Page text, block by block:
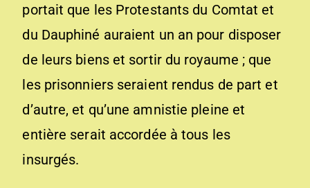
portait que les Protestants du Comtat et
du Dauphiné auraient un an pour disposer
de leurs biens et sortir du royaume ; que
les prisonniers seraient rendus de part et
d’autre, et qu’une amnistie pleine et
entière serait accordée à tous les
insurgés.